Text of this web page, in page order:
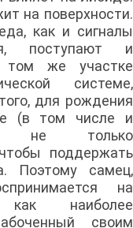
на поверхности.
как и сигналы
поступают и
же участке
системе,
для рождения
(в том числе и
не только
поддержать
Поэтому самец,
на
как наиболее
своим